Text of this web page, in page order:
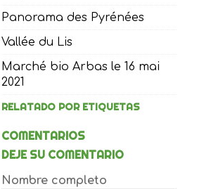
Panorama des Pyrénées
Vallée du Lis
Marché bio Arbas le 16 mai
2021
RELATADO POR ETIQUETAS
COMENTARIOS
DEJE SU COMENTARIO
Nombre completo